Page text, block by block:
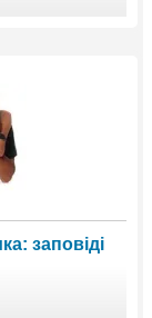
заповіді